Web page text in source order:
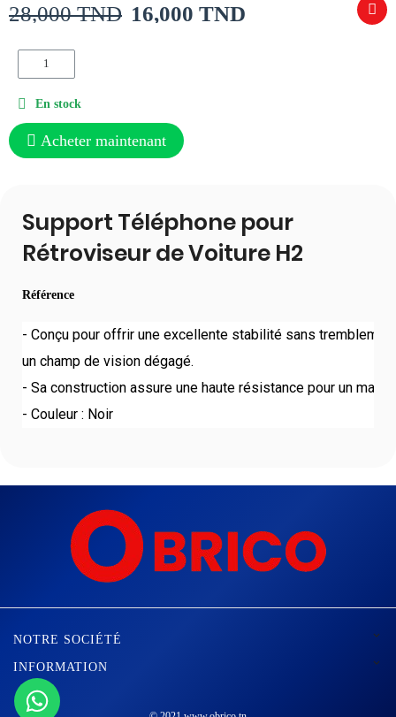
Support Téléphone pour
Rétroviseur de Voiture H2
Référence
- Conçu pour offrir une excellente stabilité sans
un champ de vision dégagé.
- Sa construction assure une haute résistance pour un
- Couleur : Noir
28,000 TND 16,000 TND
En stock
Acheter maintenant
NOTRE SOCIÉTÉ 
INFORMATION 